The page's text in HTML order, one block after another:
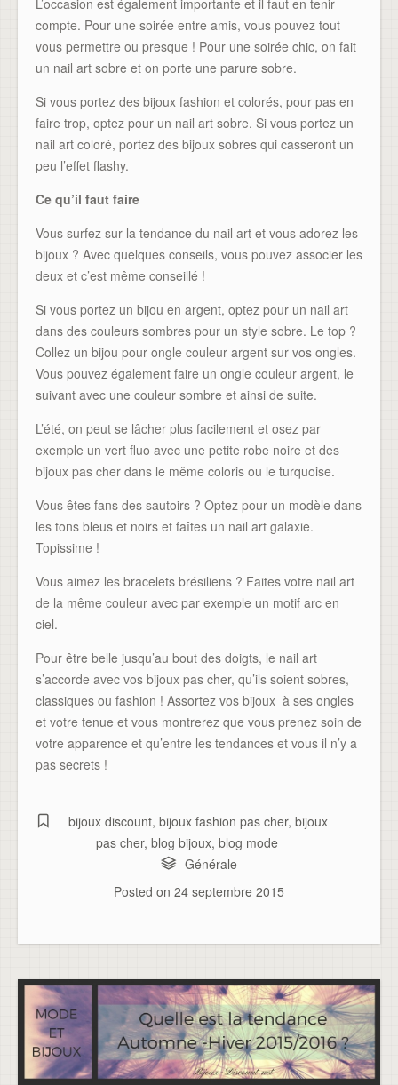
compte. Pour une soirée entre amis, vous pouvez tout
vous permettre ou presque ! Pour une soirée chic, on fait
un nail art sobre et on porte une parure sobre.
Si vous portez des bijoux fashion et colorés, pour pas en
faire trop, optez pour un nail art sobre. Si vous portez un
nail art coloré, portez des bijoux sobres qui casseront un
peu l’effet flashy.
Ce qu’il faut faire
Vous surfez sur la tendance du nail art et vous adorez les
bijoux ? Avec quelques conseils, vous pouvez associer les
deux et c’est même conseillé !
Si vous portez un bijou en argent, optez pour un nail art
dans des couleurs sombres pour un style sobre. Le top ?
Collez un bijou pour ongle couleur argent sur vos ongles.
Vous pouvez également faire un ongle couleur argent, le
suivant avec une couleur sombre et ainsi de suite.
L’été, on peut se lâcher plus facilement et osez par
exemple un vert fluo avec une petite robe noire et des
bijoux pas cher dans le même coloris ou le turquoise.
Vous êtes fans des sautoirs ? Optez pour un modèle dans
les tons bleus et noirs et faîtes un nail art galaxie.
Topissime !
Vous aimez les bracelets brésiliens ? Faites votre nail art
de la même couleur avec par exemple un motif arc en
ciel.
Pour être belle jusqu’au bout des doigts, le nail art
s’accorde avec vos bijoux pas cher, qu’ils soient sobres,
classiques ou fashion ! Assortez vos bijoux à ses ongles
et votre tenue et vous montrerez que vous prenez soin de
votre apparence et qu’entre les tendances et vous il n’y a
pas secrets !
bijoux discount,bijoux fashion pas cher,bijoux
pas cher, blog bijoux, blog mode
Générale
Posted on 24 septembre 2015